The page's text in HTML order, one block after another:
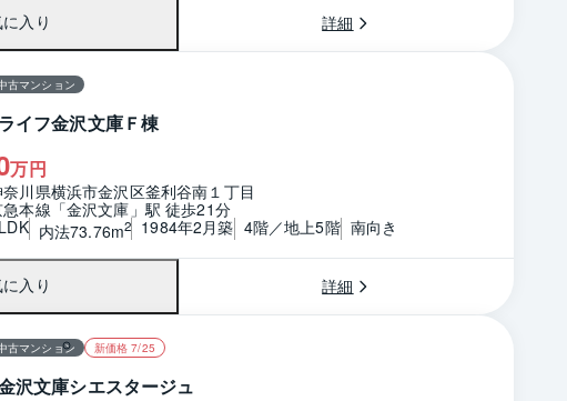
に入り 詳細
古マンション
イフ金沢文庫Ｆ棟
万円
川県横浜市金沢区釜利谷南１丁目
本線「金沢文庫」駅 徒歩21分
内法73.76m2 1984年2月築 4階／地上5階 南向き
に入り 詳細
古マンション 新価格 7/25
沢文庫シエスタージュ